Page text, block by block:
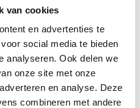
van cookies
en advertenties te
social media te bieden
analyseren. Ook delen we
onze site met onze
en analyse. Deze
combineren met andere